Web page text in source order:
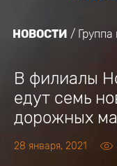
НОВОСТИ
В филиалы
едут семь
дорожных
28 января, 2021